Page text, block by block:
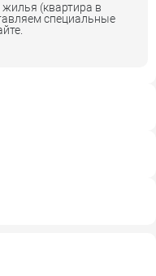
(квартира в
специальные